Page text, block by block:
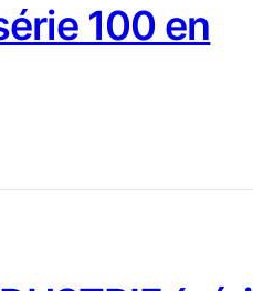
100 en